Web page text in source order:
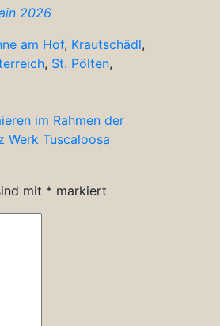
2026
am Hof, Krautschädl,
, St. Pölten,
im Rahmen der
Werk Tuscaloosa
mit * markiert